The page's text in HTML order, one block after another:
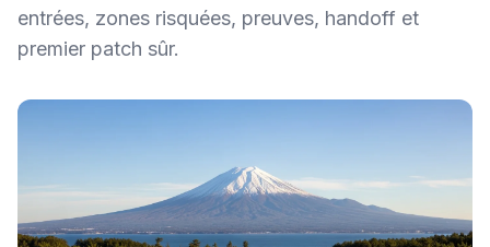
entrées, zones risquées, preuves, handoff et
premier patch sûr.